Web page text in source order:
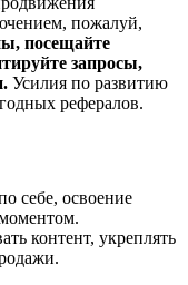
пожалуй,
посещайте
запросы,
Усилия по развитию
рефералов.
себе, освоение
контент, укреплять